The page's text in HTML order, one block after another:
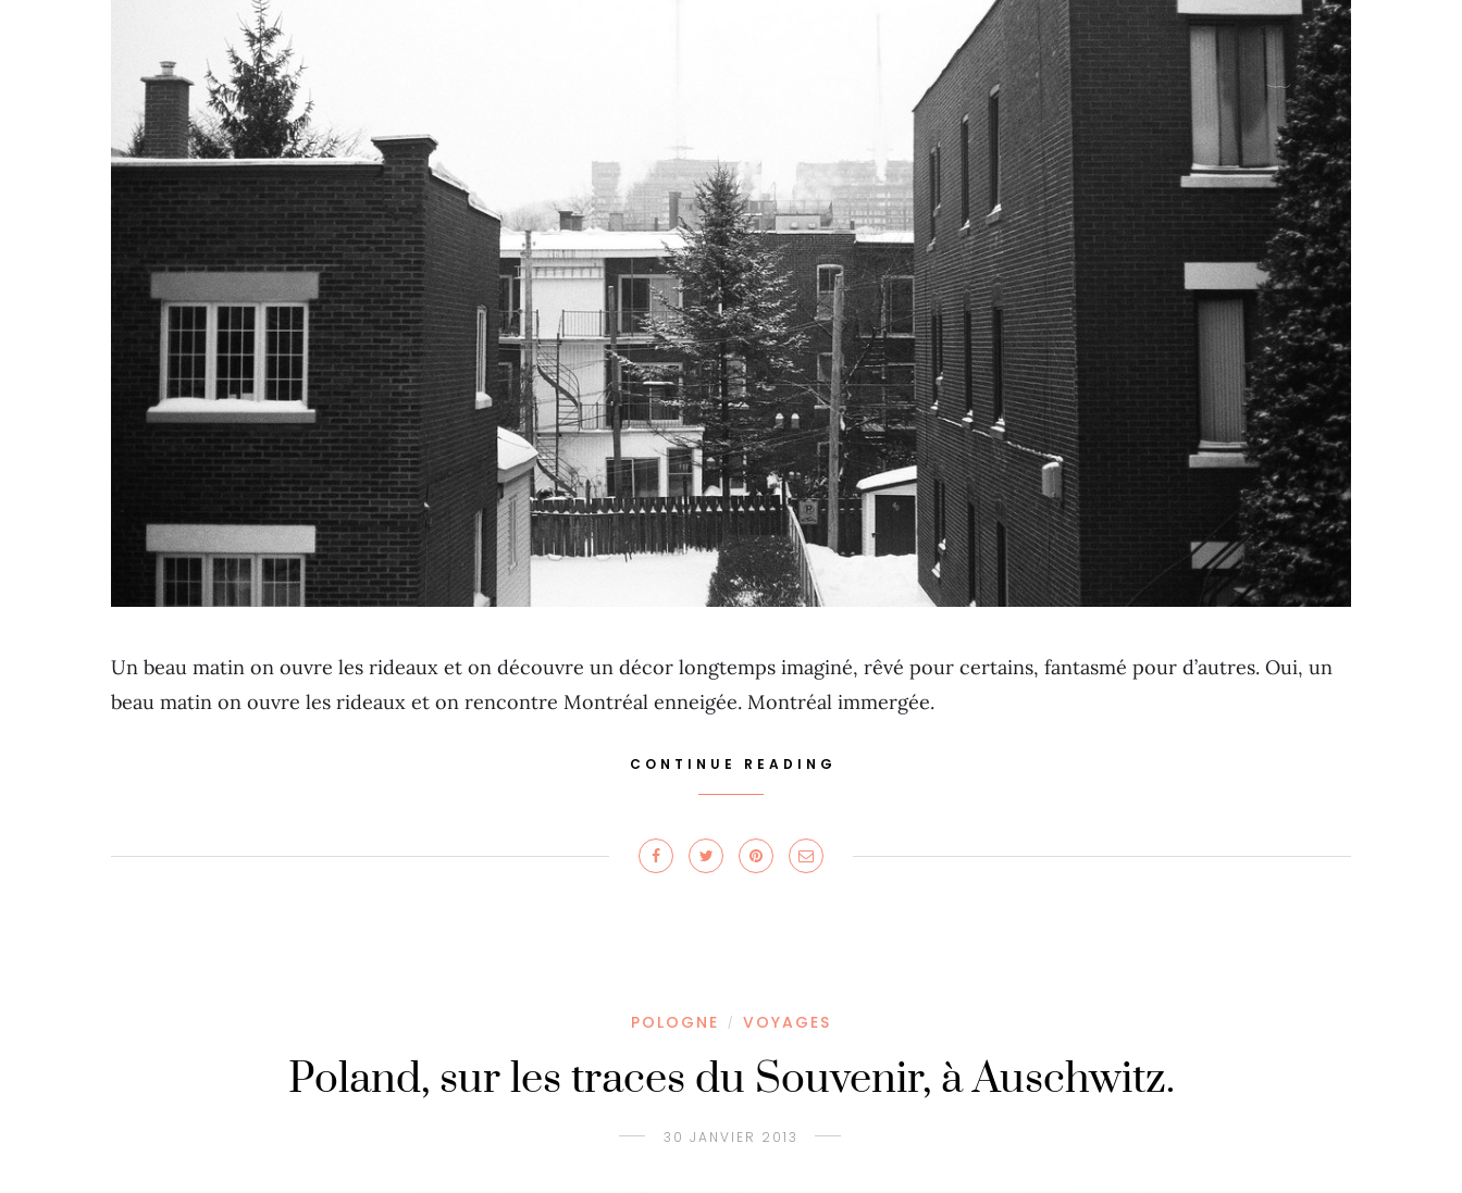
Un beau matin on ouvre les rideaux et on découvre un décor longtemps imaginé, rêvé pour certains, fantasmé pour d’autres. Oui, un
beau matin on ouvre les rideaux et on rencontre Montréal enneigée. Montréal immergée.
CONTINUE READING
POLOGNE / VOYAGES
Poland, sur les traces du Souvenir, à Auschwitz.
30 JANVIER 2013